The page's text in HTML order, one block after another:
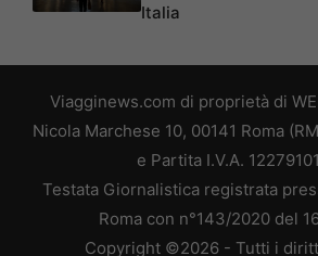
Italia
Viagginews.com di proprietà di
Nicola Marchese 10, 00141 Roma
e Partita I.V.A.
Testata Giornalistica registrata
Roma con n°143/2020 del
Copyright ©2026 - Tutti i